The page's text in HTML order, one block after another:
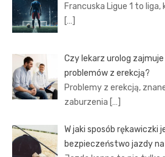
Francuska Ligue 1 to
[…]
Czy lekarz urolog
problemów z erekcją?
Problemy z erekcją,
zaburzenia […]
W jaki sposób rękawiczki
bezpieczeństwo jazdy